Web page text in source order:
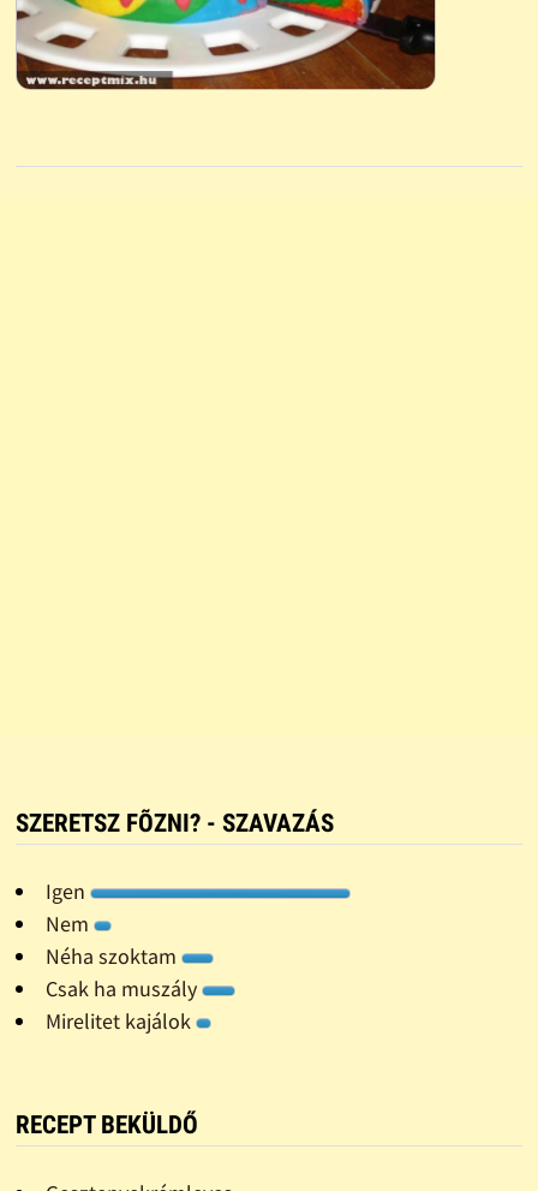
SZERETSZ FÕZNI? - SZAVAZÁS
Igen
Nem
Néha szoktam
Csak ha muszály
Mirelitet kajálok
RECEPT BEKÜLDŐ